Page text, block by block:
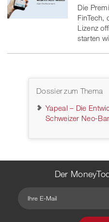
Die
FinTech,
Lizenz
starten
Dossier zum Thema
Yapeal – Die
Schweizer Neo-
Der